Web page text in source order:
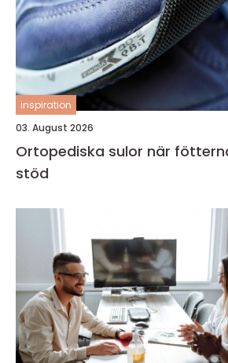
inspiration
03. August 2026
Ortopediska sulor när fötterna behöver mer
stöd